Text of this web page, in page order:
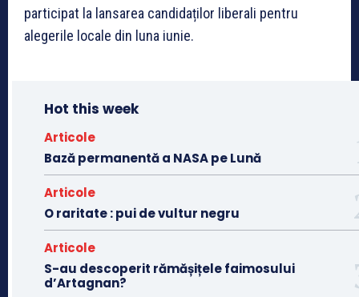
participat la lansarea candidaților liberali pentru
alegerile locale din luna iunie.
Hot this week
Articole
Bază permanentă a NASA pe Lună
Articole
O raritate : pui de vultur negru
Articole
S-au descoperit rămășițele faimosului
d’Artagnan?